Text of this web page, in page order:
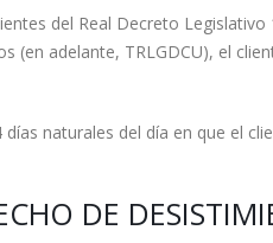
del Real Decreto
(en adelante, TRLGDCU), el
naturales del día en que el
DE